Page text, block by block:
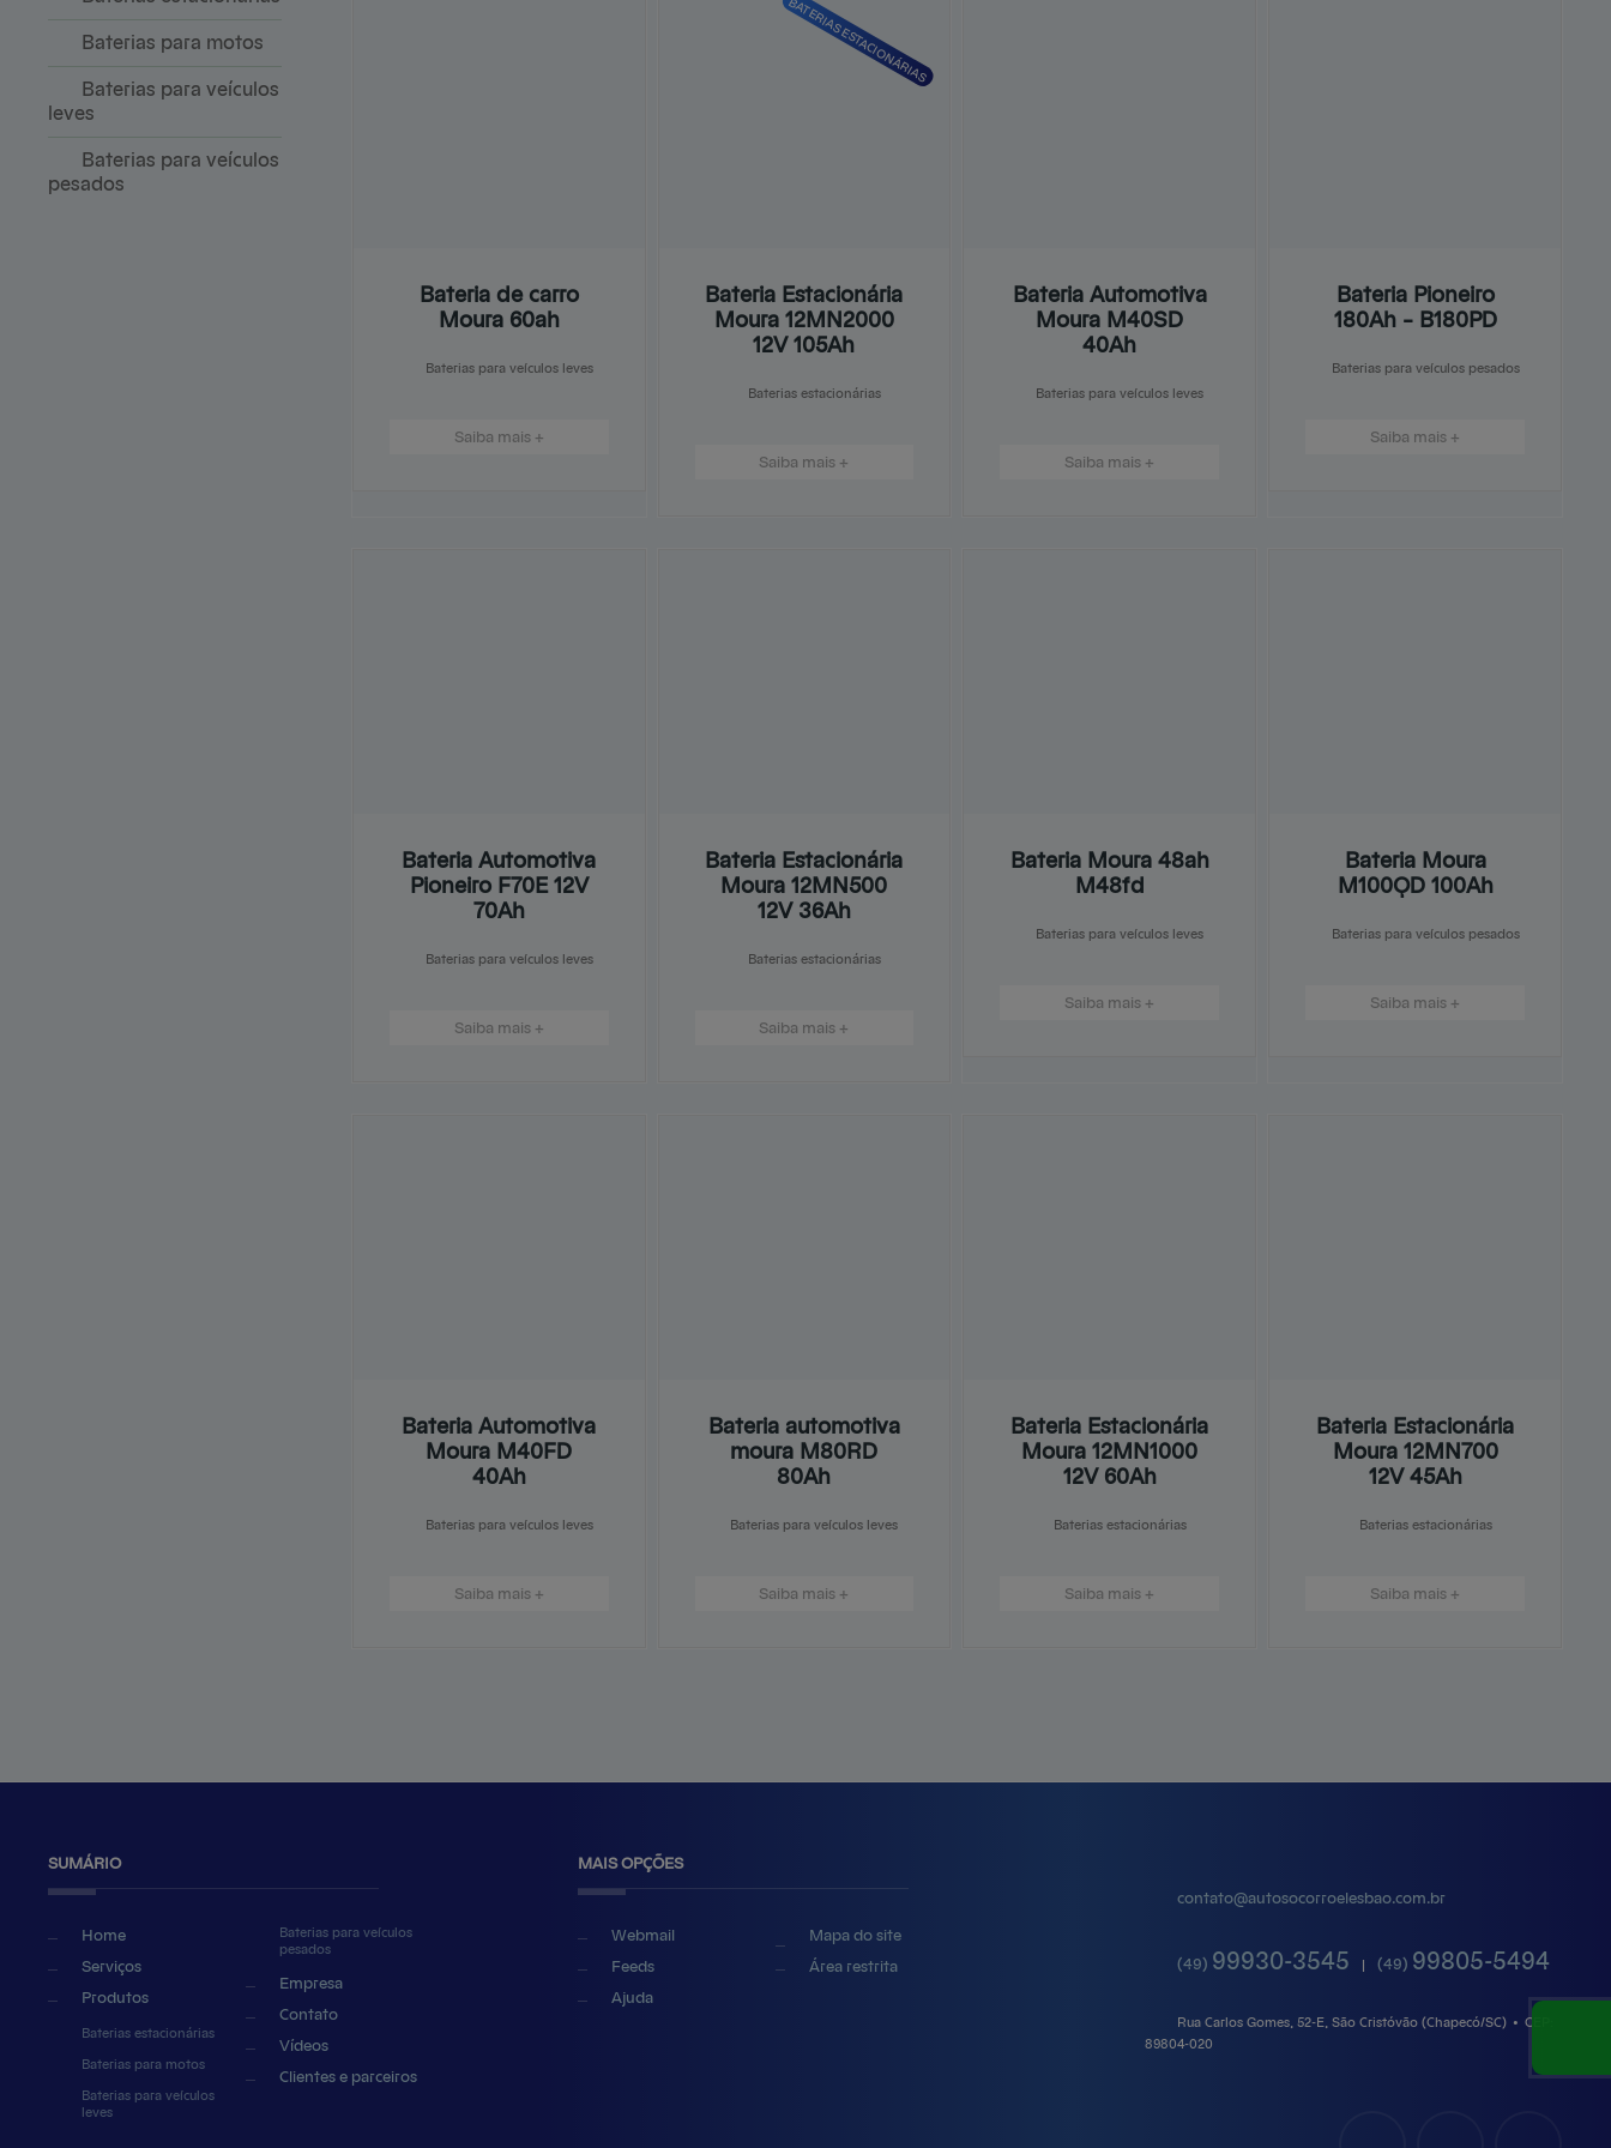
Baterias para motos
Baterias para veículos
leves
Baterias para veículos
pesados
Bateria de carro
Moura 60ah
Baterias para veículos leves
Saiba mais +
BATERIAS ESTACIONÁRIAS
Bateria Estacionária
Moura 12MN2000
12V 105Ah
Baterias estacionárias
Saiba mais +
Bateria Automotiva
Moura M40SD
40Ah
Baterias para veículos leves
Saiba mais +
Bateria Pioneiro
180Ah – B180PD
Baterias para veículos pesados
Saiba mais +
Bateria Automotiva
Pioneiro F70E 12V
70Ah
Baterias para veículos leves
Saiba mais +
Bateria Estacionária
Moura 12MN500
12V 36Ah
Baterias estacionárias
Saiba mais +
Bateria Moura 48ah
M48fd
Baterias para veículos leves
Saiba mais +
Bateria Moura
M100QD 100Ah
Baterias para veículos pesados
Saiba mais +
Bateria Automotiva
Moura M40FD
40Ah
Baterias para veículos leves
Saiba mais +
Bateria automotiva
moura M80RD
80Ah
Baterias para veículos leves
Saiba mais +
Bateria Estacionária
Moura 12MN1000
12V 60Ah
Baterias estacionárias
Saiba mais +
Bateria Estacionária
Moura 12MN700
12V 45Ah
Baterias estacionárias
Saiba mais +
SUMÁRIO
Home
Serviços
Produtos
Baterias estacionárias
Baterias para motos
Baterias para veículos
leves
Baterias para veículos
pesados
Empresa
Contato
Vídeos
Clientes e parceiros
MAIS OPÇÕES
Webmail
Feeds
Ajuda
Mapa do site
Área restrita
contato@autosocorroelesbao.com.br
(49) 99930-3545 (49) 99805-5494
Rua Carlos Gomes, 52-E, São Cristóvão (Chapecó/SC) • CEP:
89804-020